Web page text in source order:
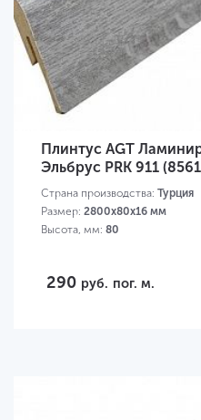
Плинтус AGT
Эльбрус PRK 911
Страна производства: Турция
Размер: 2800х80х16 мм
Высота, мм: 80
290 руб. пог. м.